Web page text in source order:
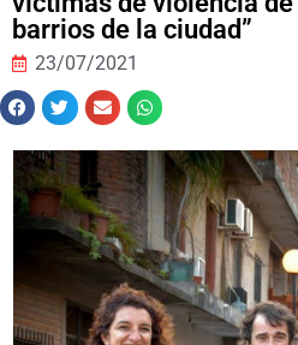
barrios de la ciudad”
23/07/2021